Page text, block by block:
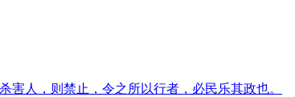
人，则禁止，令之所以行者，必民乐其政也。